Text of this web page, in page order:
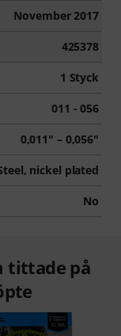
November 2017
425378
1 Styck
011 - 056
0,011" – 0,056"
nickel plated
No
tittade på